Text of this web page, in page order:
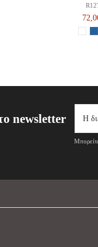
newsletter